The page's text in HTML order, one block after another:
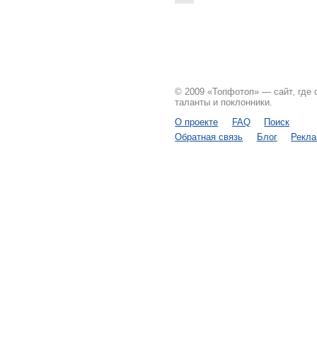
© 2009 «Топфотоп» — сайт, где
таланты и поклонники.
О проекте
FAQ
Поиск
Обратная связь
Блог